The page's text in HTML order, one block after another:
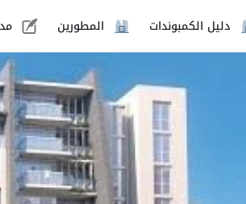
دليل الكمبوندات المطورين